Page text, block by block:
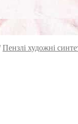
Пензлі художні